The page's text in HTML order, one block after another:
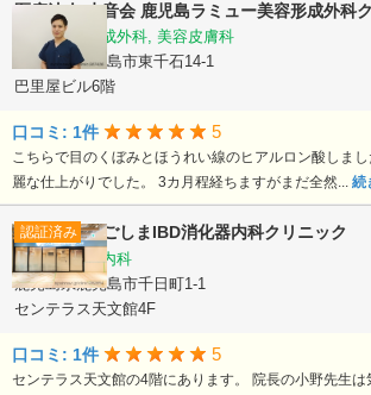
医療法人 水音会 鹿児島ラミュー美容形成外科
美容外科, 形成外科, 美容皮膚科
鹿児島県鹿児島市東千石14-1
巴里屋ビル6階
口コミ: 1件 5
こちらで目のくぼみとほうれい線のヒアルロン酸しま
麗な仕上がりでした。 3カ月程経ちますがまだ全然... 続
認証済み かごしまIBD消化器内科クリニック
消化器内科, 内科
鹿児島県鹿児島市千日町1-1
センテラス天文館4F
口コミ: 1件 5
センテラス天文館の4階にあります。 院長の小野先生は